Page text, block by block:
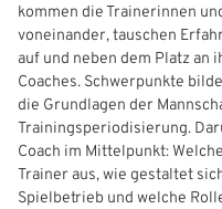
kommen die Trainerinnen
voneinander, tauschen
auf und neben dem Platz an
Coaches. Schwerpunkte
die Grundlagen der
Trainingsperiodisierung.
Coach im Mittelpunkt:
Trainer aus, wie gestaltet
Spielbetrieb und welche
Futsal
#siekickt
Tage des
Länderspiele
Impressum